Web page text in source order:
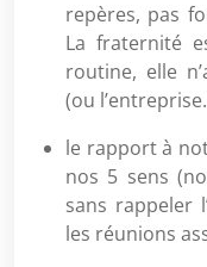
repères, pas
La fraternité
routine, elle
(ou
le rapport à
nos 5 sens
sans rappeler
les réunions